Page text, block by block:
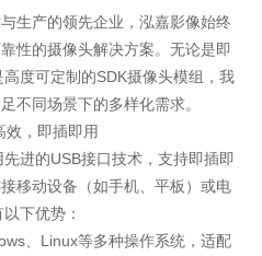
生产的领先企业，泓嘉影像始终
性的摄像头解决方案。无论是即
度可定制的SDK摄像头模组，我
不同场景下的多样化需求。
效，即插即用
进的USB接口技术，支持即插即
移动设备（如手机、平板）或电
下优势：
、Linux等多种操作系统，适配